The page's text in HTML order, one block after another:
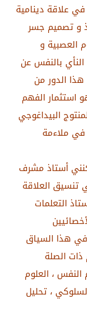
علاقة دينامية
و تصميم جسر
العصبية و
بالنفس عن
الدور من
الفهم
البيداغوجي
ملاءمة
أستاذ مشرف
تنسيق العلاقة
التعلمات
في هذا السياق
ذات الصلة
النفس ، العلوم
، تحليل